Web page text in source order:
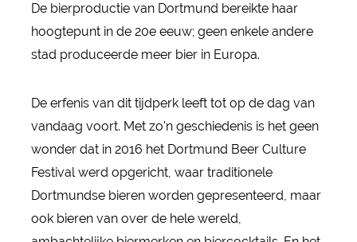
De bierproductie van Dortmund bereikte haar
hoogtepunt in de 20e eeuw; geen enkele andere
stad produceerde meer bier in Europa.
De erfenis van dit tijdperk leeft tot op de dag van
vandaag voort. Met zo'n geschiedenis is het geen
wonder dat in 2016 het Dortmund Beer Culture
Festival werd opgericht, waar traditionele
Dortmundse bieren worden gepresenteerd, maar
ook bieren van over de hele wereld,